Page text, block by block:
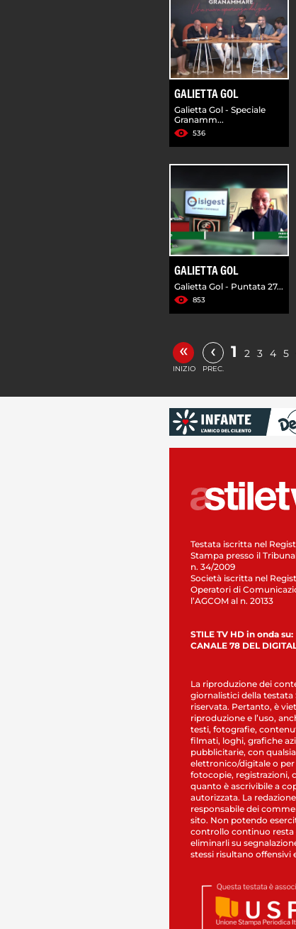
GALIETTA GOL
Galietta Gol - Speciale
Granamm...
536
GALIETTA GOL
Galietta Gol - Puntata 27...
853
«
INIZIO
‹
PREC.
1 2 3 4 5
Testata iscritta nel
Stampa presso il
n. 34/2009
Società iscritta nel
Operatori di
l’AGCOM al n. 20133
STILE TV HD in onda su:
CANALE 78 DEL
La riproduzione dei
giornalistici della testata
riservata. Pertanto, è
riproduzione e l’uso,
testi, fotografie,
filmati, loghi, grafiche
pubblicitarie, con
elettronico/digitale o per
fotocopie, registrazioni,
quanto è ascrivibile a
autorizzata. La
responsabile dei
sito. Non potendo
controllo continuo resta
eliminarli su
stessi risultano offensivi